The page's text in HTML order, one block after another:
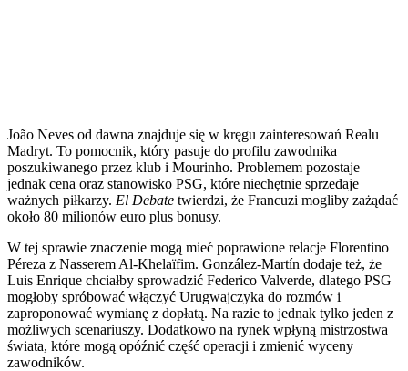
João Neves od dawna znajduje się w kręgu zainteresowań Realu
Madryt. To pomocnik, który pasuje do profilu zawodnika
poszukiwanego przez klub i Mourinho. Problemem pozostaje
jednak cena oraz stanowisko PSG, które niechętnie sprzedaje
ważnych piłkarzy. El Debate twierdzi, że Francuzi mogliby zażądać
około 80 milionów euro plus bonusy.
W tej sprawie znaczenie mogą mieć poprawione relacje Florentino
Péreza z Nasserem Al-Khelaïfim. González-Martín dodaje też, że
Luis Enrique chciałby sprowadzić Federico Valverde, dlatego PSG
mogłoby spróbować włączyć Urugwajczyka do rozmów i
zaproponować wymianę z dopłatą. Na razie to jednak tylko jeden z
możliwych scenariuszy. Dodatkowo na rynek wpłyną mistrzostwa
świata, które mogą opóźnić część operacji i zmienić wyceny
zawodników.